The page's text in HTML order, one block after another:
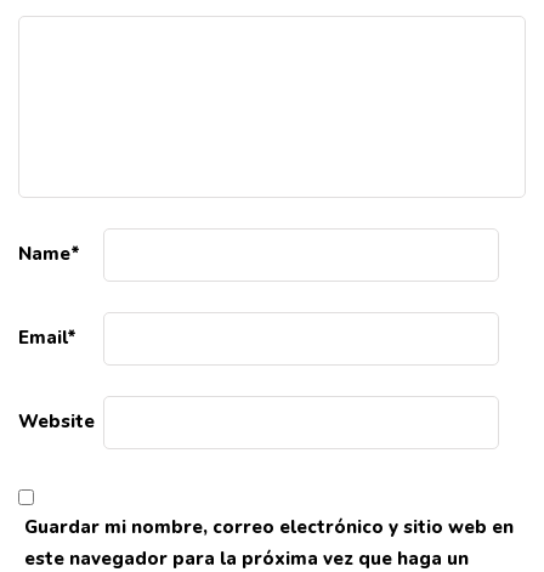
Name*
Email*
Website
Guardar mi nombre, correo electrónico y sitio web en
este navegador para la próxima vez que haga un